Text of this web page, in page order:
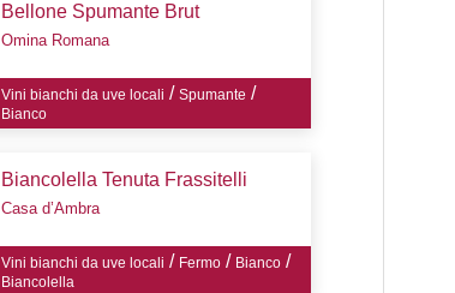
Bellone Spumante Brut
Omina Romana
Vini bianchi da uve locali /Spumante /
Bianco
Biancolella Tenuta Frassitelli
Casa d’Ambra
Vini bianchi da uve locali / Fermo / Bianco /
Biancolella